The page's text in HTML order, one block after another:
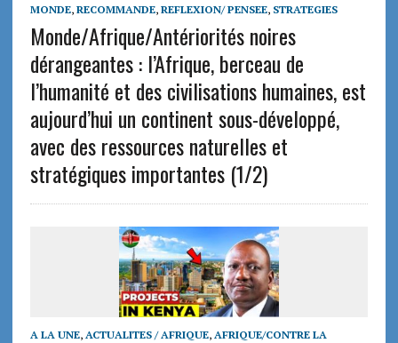
MONDE, RECOMMANDE, REFLEXION/ PENSEE, STRATEGIES
Monde/Afrique/Antériorités noires
dérangeantes : l’Afrique, berceau de
l’humanité et des civilisations humaines, est
aujourd’hui un continent sous-développé,
avec des ressources naturelles et
stratégiques importantes (1/2)
A LA UNE, ACTUALITES / AFRIQUE, AFRIQUE/CONTRE LA